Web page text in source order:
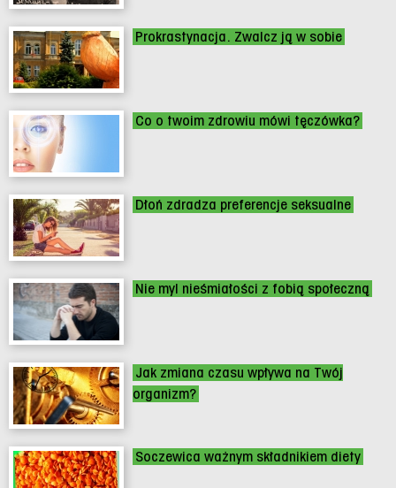
Prokrastynacja. Zwalcz ją w sobie
Co o twoim zdrowiu mówi tęczówka?
Dłoń zdradza preferencje seksualne
Nie myl nieśmiałości z fobią społeczną
Jak zmiana czasu wpływa na Twój
organizm?
Soczewica ważnym składnikiem diety